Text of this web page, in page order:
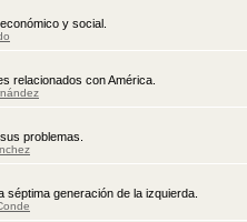
y social.
relacionados con América.
problemas.
séptima generación de la izquierda.